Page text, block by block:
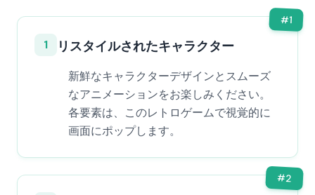
#1
1 リスタイルされたキャラクター
新鮮なキャラクターデザインとスムーズ
なアニメーションをお楽しみください。
各要素は、このレトロゲームで視覚的に
画面にポップします。
#2